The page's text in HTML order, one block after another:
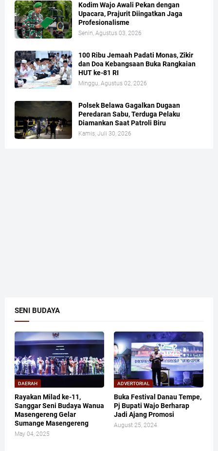
Kodim Wajo Awali Pekan dengan
Upacara, Prajurit Diingatkan Jaga
Profesionalisme
Senin, Agustus 03, 2026
100 Ribu Jemaah Padati Monas, Zikir
dan Doa Kebangsaan Buka Rangkaian
HUT ke-81 RI
Minggu, Agustus 02, 2026
Polsek Belawa Gagalkan Dugaan
Peredaran Sabu, Terduga Pelaku
Diamankan Saat Patroli Biru
Kamis, Juli 30, 2026
SENI BUDAYA
DAERAH
Rayakan Milad ke-11,
Sanggar Seni Budaya Wanua
Masengereng Gelar
Sumange Masengereng
May 04, 2025
ADVERTORIAL
Buka Festival Danau Tempe,
Pj Bupati Wajo Berharap
Jadi Ajang Promosi
August 25, 2024